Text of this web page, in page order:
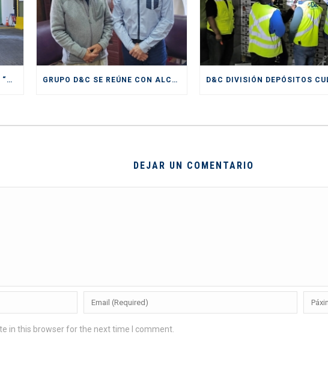
PUERTO COLUMBO INAUGURA “PIONERO” Y MODERNO SITIO DE INSPECCIÓN SAG EN SAN ANTONIO GRUPO D&C SE REÚNE CON ALCALDE DE SAN ANTONIO
DEJAR UN COMENTARIO
in this browser for the next time I comment.